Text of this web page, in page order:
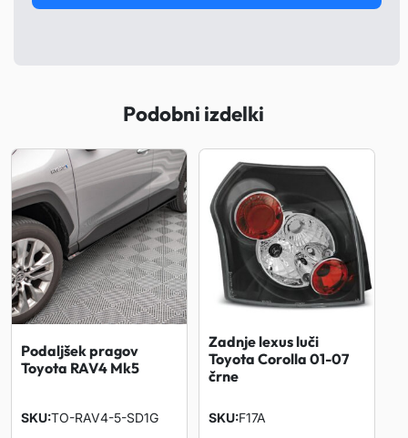
Podobni izdelki
Podaljšek pragov
Toyota RAV4 Mk5
SKU TO-RAV4-5-SD1G
Zadnje lexus luči
Toyota Corolla 01-07
črne
SKU F17A